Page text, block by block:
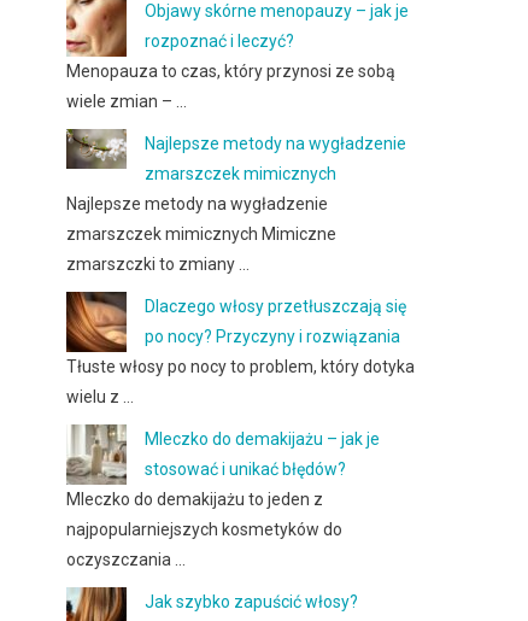
Objawy skórne menopauzy – jak je
rozpoznać i leczyć?
Menopauza to czas, który przynosi ze sobą
wiele zmian – …
Najlepsze metody na wygładzenie
zmarszczek mimicznych
Najlepsze metody na wygładzenie
zmarszczek mimicznych Mimiczne
zmarszczki to zmiany …
Dlaczego włosy przetłuszczają się
po nocy? Przyczyny i rozwiązania
Tłuste włosy po nocy to problem, który dotyka
wielu z …
Mleczko do demakijażu – jak je
stosować i unikać błędów?
Mleczko do demakijażu to jeden z
najpopularniejszych kosmetyków do
oczyszczania …
Jak szybko zapuścić włosy?